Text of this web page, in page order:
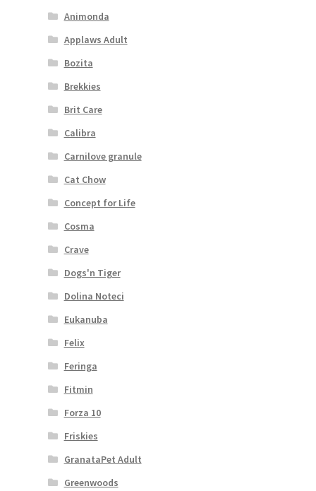
Animonda
Applaws Adult
Bozita
Brekkies
Brit Care
Calibra
Carnilove granule
Cat Chow
Concept for Life
Cosma
Crave
Dogs'n Tiger
Dolina Noteci
Eukanuba
Felix
Feringa
Fitmin
Forza 10
Friskies
GranataPet Adult
Greenwoods